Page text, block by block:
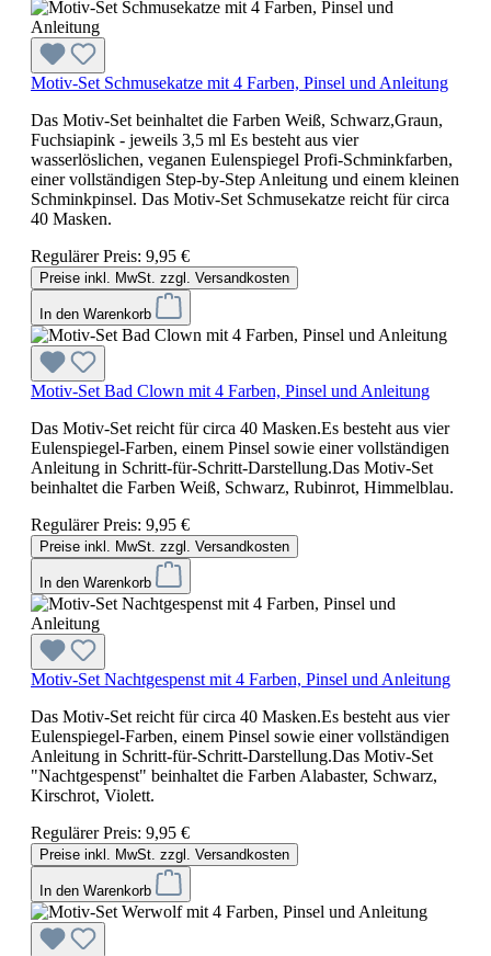
Motiv-Set Schmusekatze mit 4 Farben, Pinsel und Anleitung
Das Motiv-Set beinhaltet die Farben Weiß, Schwarz,Graun,
Fuchsiapink - jeweils 3,5 ml Es besteht aus vier
wasserlöslichen, veganen Eulenspiegel Profi-Schminkfarben,
einer vollständigen Step-by-Step Anleitung und einem kleinen
Schminkpinsel. Das Motiv-Set Schmusekatze reicht für circa
40 Masken.
Regulärer Preis: 9,95 €
Preise inkl. MwSt. zzgl. Versandkosten
In den Warenkorb
Motiv-Set Bad Clown mit 4 Farben, Pinsel und Anleitung
Das Motiv-Set reicht für circa 40 Masken.Es besteht aus vier
Eulenspiegel-Farben, einem Pinsel sowie einer vollständigen
Anleitung in Schritt-für-Schritt-Darstellung.Das Motiv-Set
beinhaltet die Farben Weiß, Schwarz, Rubinrot, Himmelblau.
Regulärer Preis: 9,95 €
Preise inkl. MwSt. zzgl. Versandkosten
In den Warenkorb
Motiv-Set Nachtgespenst mit 4 Farben, Pinsel und Anleitung
Das Motiv-Set reicht für circa 40 Masken.Es besteht aus vier
Eulenspiegel-Farben, einem Pinsel sowie einer vollständigen
Anleitung in Schritt-für-Schritt-Darstellung.Das Motiv-Set
"Nachtgespenst" beinhaltet die Farben Alabaster, Schwarz,
Kirschrot, Violett.
Regulärer Preis: 9,95 €
Preise inkl. MwSt. zzgl. Versandkosten
In den Warenkorb